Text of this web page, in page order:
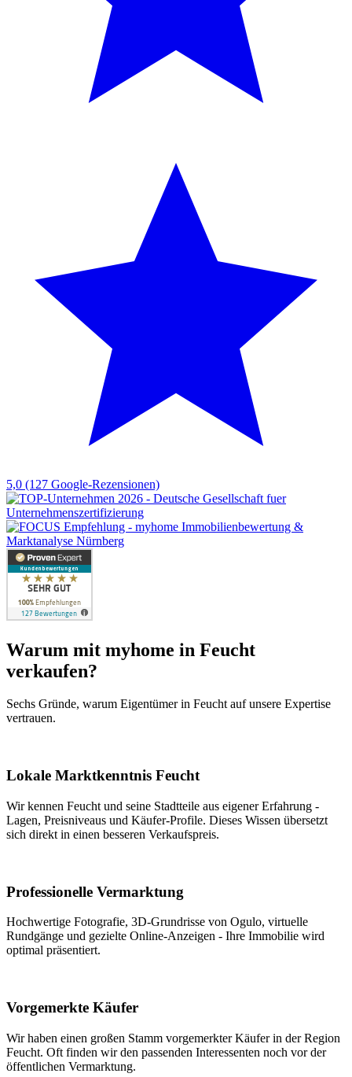
5,0 (127 Google-Rezensionen)
Warum mit myhome in Feucht
verkaufen?
Sechs Gründe, warum Eigentümer in Feucht auf unsere Expertise
vertrauen.
Lokale Marktkenntnis Feucht
Wir kennen Feucht und seine Stadtteile aus eigener Erfahrung -
Lagen, Preisniveaus und Käufer-Profile. Dieses Wissen übersetzt
sich direkt in einen besseren Verkaufspreis.
Professionelle Vermarktung
Hochwertige Fotografie, 3D-Grundrisse von Ogulo, virtuelle
Rundgänge und gezielte Online-Anzeigen - Ihre Immobilie wird
optimal präsentiert.
Vorgemerkte Käufer
Wir haben einen großen Stamm vorgemerkter Käufer in der Region
Feucht. Oft finden wir den passenden Interessenten noch vor der
öffentlichen Vermarktung.